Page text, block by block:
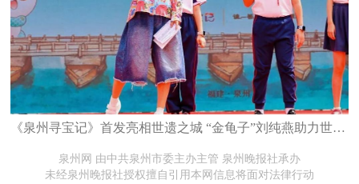
《泉州寻宝记》首发亮相世遗之城 “金龟子”刘纯燕助力世遗文化少年传承
泉州网 由中共泉州市委主办主管 泉州晚报社承办
未经泉州晚报社授权擅自引用本网信息将面对法律行动